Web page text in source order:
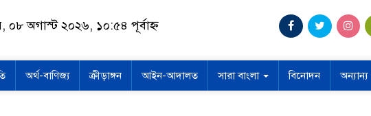
০৮ অগাস্ট ২০২৬, ১০:৫৪ পূর্বাহ্ন
অর্থ-বাণিজ্য ক্রীড়াঙ্গন আইন-আদালত সারা বাংলা বিনোদন অন্যান্য